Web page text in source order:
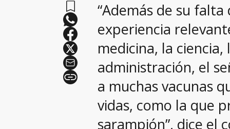
“Además de su
experiencia
medicina, la
administración, el
a muchas vacunas
vidas, como la que
sarampión”, dice el